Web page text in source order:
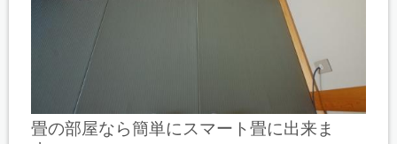
畳の部屋なら簡単にスマート畳に出来ま